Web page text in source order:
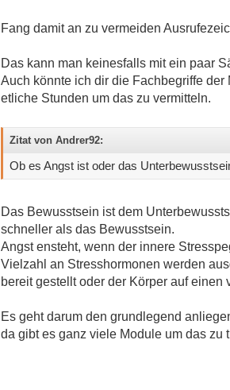
Fang damit an zu vermeiden
Das kann man keinesfalls mit ein paar
Auch könnte ich dir die Fachbegriffe
etliche Stunden um das zu vermitteln.
Zitat von Andrer92:
Ob es Angst ist oder das
Das Bewusstsein ist dem
schneller als das Bewusstsein.
Angst ensteht, wenn der innere
Vielzahl an Stresshormonen werden
bereit gestellt oder der Körper auf einen
Es geht darum den grundlegend
da gibt es ganz viele Module um das zu